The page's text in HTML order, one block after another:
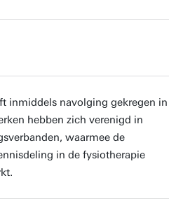
inmiddels navolging gekregen in
hebben zich verenigd in
waarmee de
in de fysiotherapie